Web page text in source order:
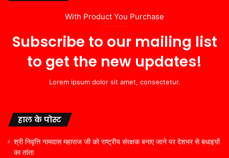
With Product You Purchase
Subscribe to our mailing list
to get the new updates!
Lorem ipsum dolor sit amet, consectetur.
हाल के पोस्ट
श्री निवृत्ति नामदास महाराज जी को राष्ट्रीय संरक्षक बनाए जाने पर देशभर से बधाइयों
का तांता